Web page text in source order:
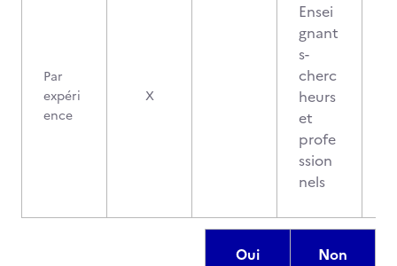
Par
expéri
ence
X
Ensei
gnant
s-
cherc
heurs
et
profe
ssion
nels
Oui Non